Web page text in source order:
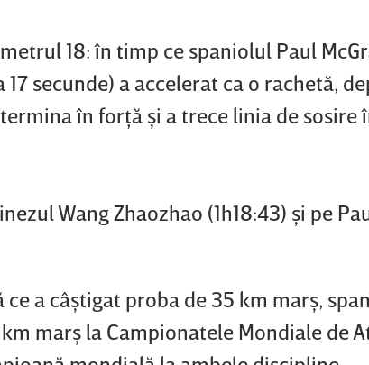
18: în timp ce spaniolul Paul
secunde) a accelerat ca o rachetă,
în forţă şi a trece linia de sosire
Wang Zhaozhao (1h18:43) şi pe
ce a câştigat proba de 35 km marş,
marş la Campionatele Mondiale de